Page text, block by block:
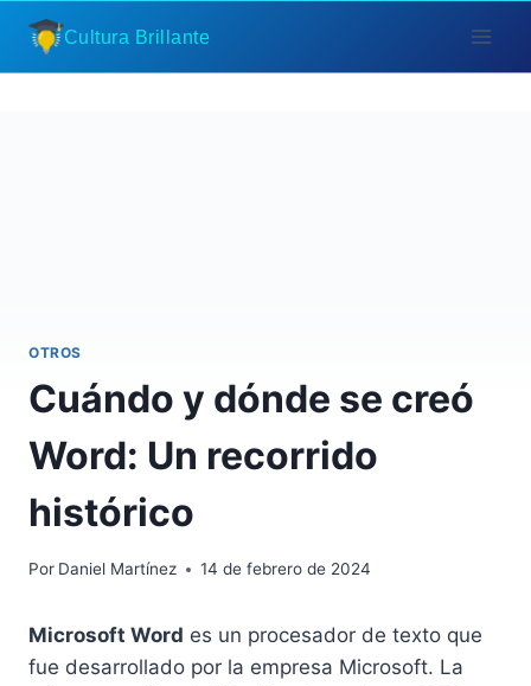
Saltar
contenido
Cultura Brillante
OTROS
Cuándo y dónde se creó
Word: Un recorrido
histórico
Por Daniel Martínez 14 de febrero de 2024
Microsoft Word es un procesador de texto que
fue desarrollado por la empresa Microsoft. La